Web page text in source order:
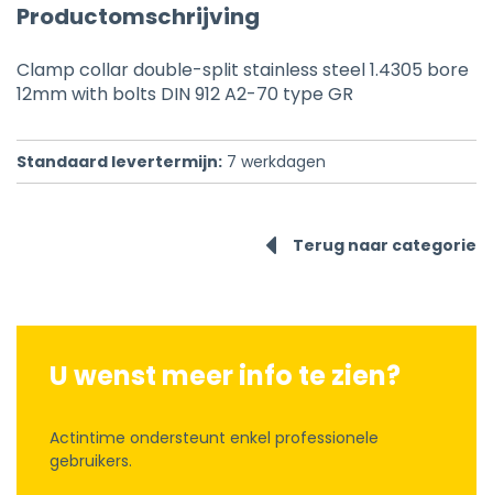
Productomschrijving
Clamp collar double-split stainless steel 1.4305 bore
12mm with bolts DIN 912 A2-70 type GR
Standaard levertermijn: 7 werkdagen
Terug naar categorie
U wenst meer info te zien?
Actintime ondersteunt enkel professionele
gebruikers.